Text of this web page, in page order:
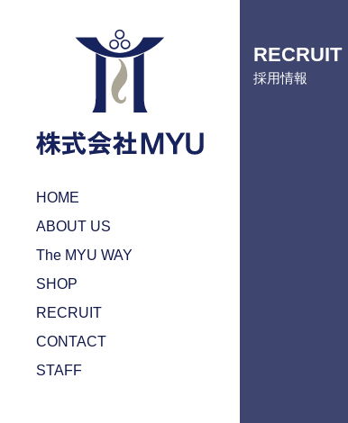
HOME
ABOUT US
The MYU WAY
SHOP
RECRUIT
CONTACT
STAFF
RECRUIT
採用情報